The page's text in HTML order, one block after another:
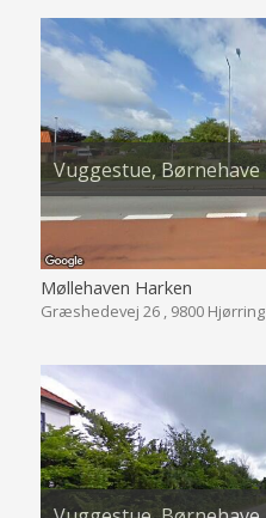
Vuggestue, Børnehave
Møllehaven Harken
Græshedevej 26 , 9800 Hjørring